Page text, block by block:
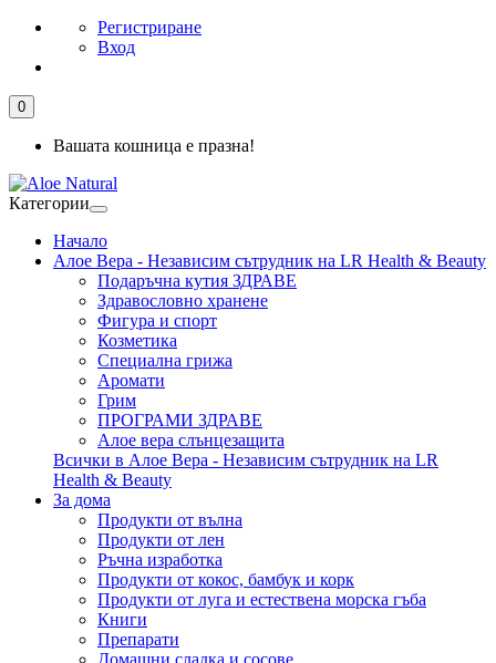
Регистриране
Вход
0
Вашата кошница е празна!
Категории
Начало
Алое Вера - Независим сътрудник на LR Health & Beauty
Подаръчна кутия ЗДРАВЕ
Здравословно хранене
Фигура и спорт
Козметика
Специална грижа
Аромати
Грим
ПРОГРАМИ ЗДРАВЕ
Алое вера слънцезащита
Всички в Алое Вера - Независим сътрудник на LR
Health & Beauty
За дома
Продукти от вълна
Продукти от лен
Ръчна изработка
Продукти от кокос, бамбук и корк
Продукти от луга и естествена морска гъба
Книги
Препарати
Домашни сладка и сосове